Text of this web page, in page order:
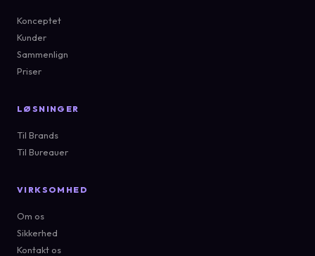
Konceptet
Kunder
Sammenlign
Priser
LØSNINGER
Til Brands
Til Bureauer
VIRKSOMHED
Om os
Sikkerhed
Kontakt os